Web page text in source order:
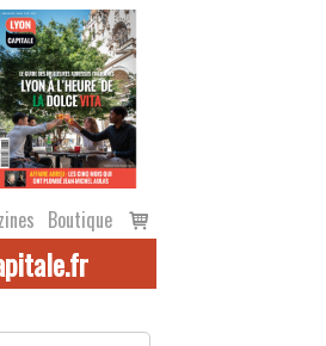
Boutique
Voir
le